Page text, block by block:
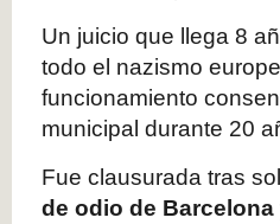
Un juicio que llega 8
todo el nazismo
funcionamiento
municipal durante 20
Fue clausurada tras
de odio de Barcelona